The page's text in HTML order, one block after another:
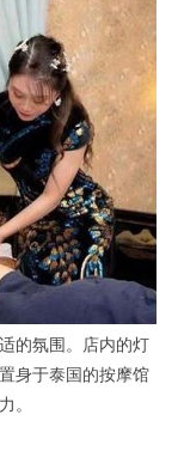
的氛围。店内的灯
身于泰国的按摩馆
。